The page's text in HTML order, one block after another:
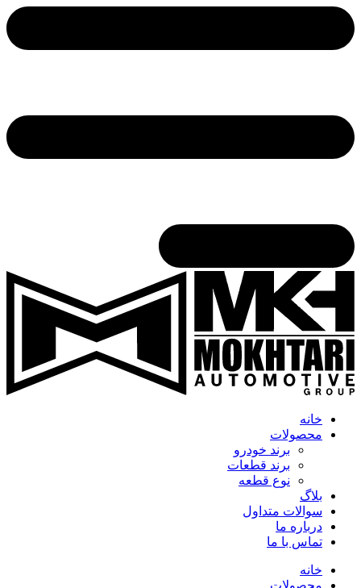
خانه
محصولات
برند خودرو
برند قطعات
نوع قطعه
بلاگ
سوالات متداول
درباره ما
تماس با ما
خانه
محصولات